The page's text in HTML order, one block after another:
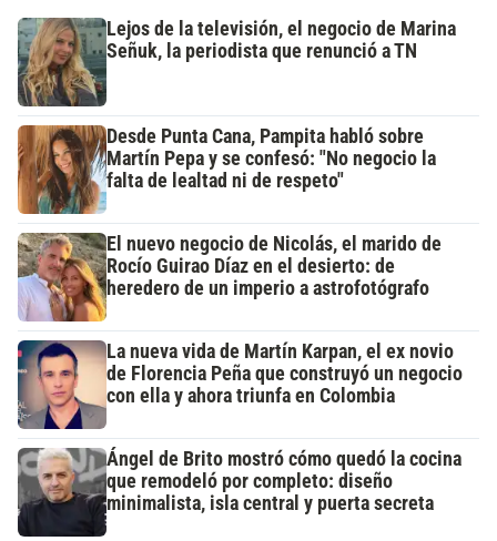
Lejos de la televisión, el negocio de Marina
Señuk, la periodista que renunció a TN
Desde Punta Cana, Pampita habló sobre
Martín Pepa y se confesó: "No negocio la
falta de lealtad ni de respeto"
El nuevo negocio de Nicolás, el marido de
Rocío Guirao Díaz en el desierto: de
heredero de un imperio a astrofotógrafo
La nueva vida de Martín Karpan, el ex novio
de Florencia Peña que construyó un negocio
con ella y ahora triunfa en Colombia
Ángel de Brito mostró cómo quedó la cocina
que remodeló por completo: diseño
minimalista, isla central y puerta secreta